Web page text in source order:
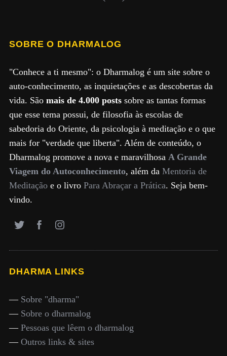
SOBRE O DHARMALOG
"Conhece a ti mesmo": o Dharmalog é um site sobre o
auto-conhecimento, as inquietações e as descobertas da
vida. São mais de 4.000 postssobre as tantas formas
que esse tema possui, de filosofia às escolas de
sabedoria do Oriente, da psicologia à meditação e o que
mais for "verdade que liberta". Além de conteúdo, o
Dharmalog promove a nova e maravilhosa A Grande
Viagem do Autoconhecimento, além da Mentoria de
Meditaçãoe o livro Para Abraçar a Prática. Seja bem-
vindo.
DHARMA LINKS
— Sobre "dharma"
— Sobre o dharmalog
— Pessoas que lêem o dharmalog
— Outros links & sites